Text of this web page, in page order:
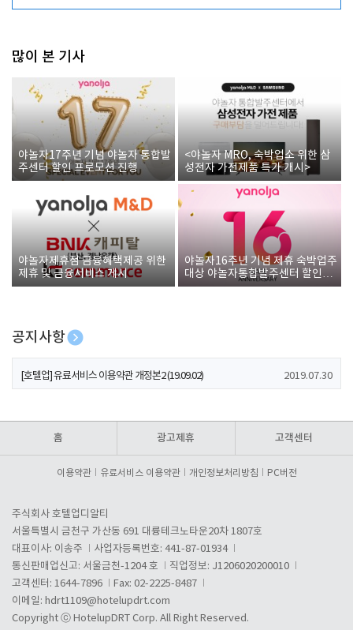
많이 본 기사
야놀자17주년 기념 야놀자 통합발
주센터 할인 프로모션 진행
<야놀자 MRO, 숙박업소 위한 삼
성전자 가전제품 특가 개시>
야놀자제휴점 금융혜택제공 위한
제휴 및 금융서비스 게시
야놀자16주년 기념 제휴 숙박업주
대상 야놀자통합발주센터 할인쿠
폰 증정
공지사항
[호텔업] 개인정보 처리방침 개정본1 (19.09.02)
[호텔업] 유료서비스 이용약관 개정본2 (19.09.02) 2019.07.30
홈 광고제휴 고객센터
이용약관 유료서비스 이용약관 개인정보처리방침 PC버전
주식회사 호텔업디알티
서울특별시 금천구 가산동 691 대륭테크노타운20차 1807호
대표이사: 이송주
사업자등록번호: 441-87-01934
통신판매업신고: 서울금천-1204 호
직업정보: J1206020200010
고객센터: 1644-7896
Fax: 02-2225-8487
이메일: hdrt1109@hotelupdrt.com
Copyright ⓒ HotelupDRT Corp. All Right Reserved.